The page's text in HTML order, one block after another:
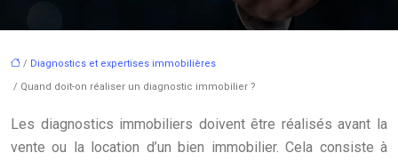
/ Diagnostics et expertises immobilières
/ Quand doit-on réaliser un diagnostic immobilier ?
Les diagnostics immobiliers doivent être réalisés avant la
vente ou la location d’un bien immobilier. Cela consiste à